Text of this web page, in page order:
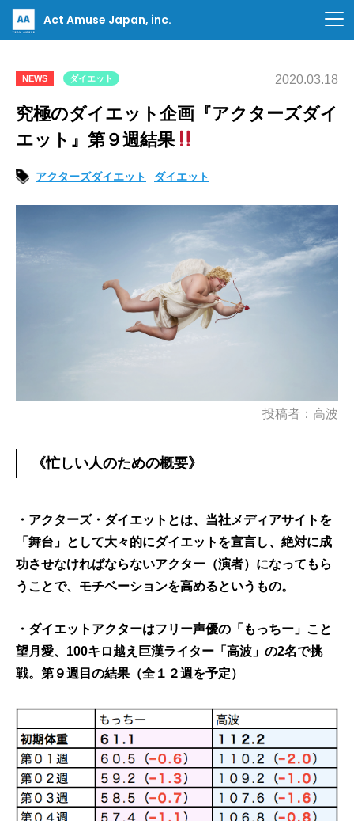
Act Amuse Japan, inc.
NEWS ダイエット 2020.03.18
究極のダイエット企画『アクターズダイ
エット』第９週結果
アクターズダイエット ダイエット
投稿者：高波
《忙しい人のための概要》
・アクターズ・ダイエットとは、当社メディアサイトを
「舞台」として大々的にダイエットを宣言し、絶対に成
功させなければならないアクター（演者）になってもら
うことで、モチベーションを高めるというもの。
・ダイエットアクターはフリー声優の「もっちー」こと
望月愛、100キロ越え巨漢ライター「高波」の2名で挑
戦。第９週目の結果（全１２週を予定）